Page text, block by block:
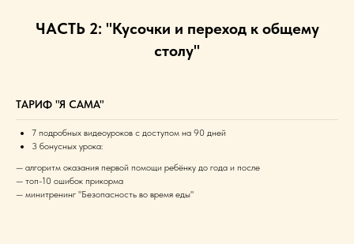
ЧАСТЬ 2: "Кусочки и переход к общему
столу"
ТАРИФ "Я САМА"
7 подробных видеоуроков с доступом на 90 дней
3 бонусных урока:
— алгоритм оказания первой помощи ребёнку до года и после
— топ-10 ошибок прикорма
— минитренинг "Безопасность во время еды"